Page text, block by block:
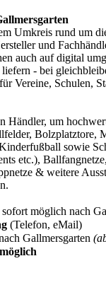
Umkreis rund um
und
auch auf digital
- bei
Vereine, Schulen,
Händler, um
Bolzplatztore,
sowie
etc.),
& weitere
möglich nach
(Telefon, eMail)
Gallmersgarten